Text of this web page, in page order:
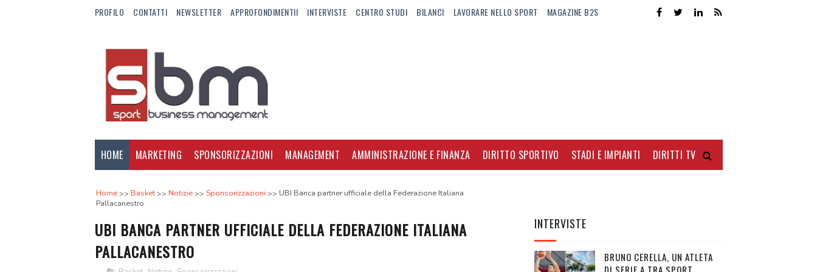
PROFILO CONTATTI NEWSLETTER APPROFONDIMENTII INTERVISTE CENTRO STUDI BILANCI LAVORARE NELLO SPORT MAGAZINE B2S
HOME MARKETING SPONSORIZZAZIONI MANAGEMENT AMMINISTRAZIONE E FINANZA DIRITTO SPORTIVO STADI E IMPIANTI DIRITTI TV
Home Basket Notizie Sponsorizzazioni
UBI Banca partner ufficiale della Federazione Italiana
Pallacanestro
UBI BANCA PARTNER UFFICIALE DELLA FEDERAZIONE ITALIANA
PALLACANESTRO
INTERVISTE
BRUNO CERELLA, UN ATLETA